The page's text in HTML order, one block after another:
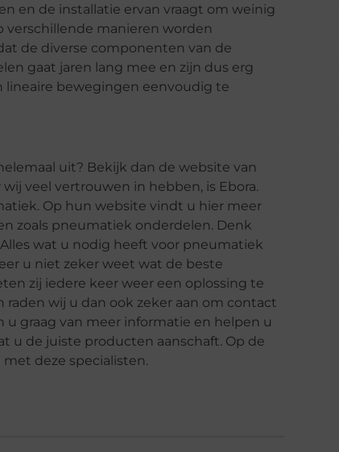
en de installatie ervan vraagt om weinig
verschillende manieren worden
de diverse componenten van de
gaat jaren lang mee en zijn dus erg
lineaire bewegingen eenvoudig te
uit? Bekijk dan de website van
veel vertrouwen in hebben, is Ebora.
Op hun website vindt u hier meer
zoals pneumatiek onderdelen. Denk
wat u nodig heeft voor pneumatiek
u niet zeker weet wat de beste
zij iedere keer weer een oplossing te
wij u dan ook zeker aan om contact
u graag van meer informatie en helpen u
u de juiste producten aanschaft. Op de
deze specialisten.